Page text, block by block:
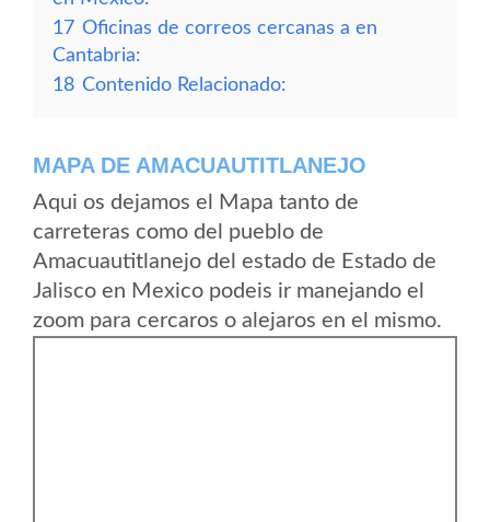
17 Oficinas de correos cercanas a en
Cantabria:
18 Contenido Relacionado:
MAPA DE AMACUAUTITLANEJO
Aqui os dejamos el Mapa tanto de
carreteras como del pueblo de
Amacuautitlanejo del estado de Estado de
Jalisco en Mexico podeis ir manejando el
zoom para cercaros o alejaros en el mismo.